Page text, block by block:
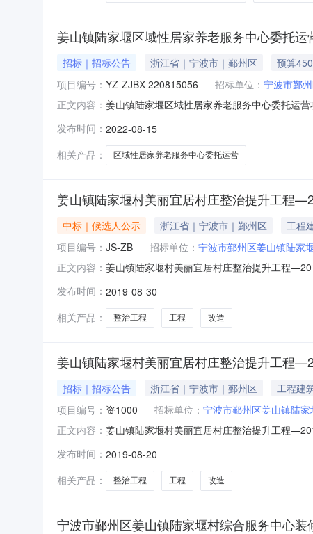
姜山镇陆家堰区域性居家养老服务中心委托
招标｜招标公告 浙江省｜宁波市｜鄞州区
预算
项目编号： YZ-ZJBX-220815056 招标单位： 宁波市鄞
正文内容： 姜山镇陆家堰区域性居家养老服务中心委托运
项目中介服务事项：政府采购代理项目地点：
性居家养
发布时间： 2022-08-15
相关产品：
区域性居家养老服务中心委托运营
姜山镇陆家堰村美丽宜居村庄整治提升工程
中标｜候选人公示 浙江省｜宁波市｜鄞州区
工程
项目编号： JS-ZB 招标单位： 宁波市鄞州区姜山镇陆家
正文内容： 姜山镇陆家堰村美丽宜居村庄整治提升工程
ZB(2019)-080工程名称：姜山镇陆家堰村美
有限公司开标时间：2019年8月27日公示时间
期：
发布时间： 2019-08-30
相关产品：
整治工程 工程 改造
姜山镇陆家堰村美丽宜居村庄整治提升工程
招标｜招标公告 浙江省｜宁波市｜鄞州区
工程建
项目编号： 资1000 招标单位： 宁波市鄞州区姜山镇陆
正文内容： 姜山镇陆家堰村美丽宜居村庄整治提升工程
【2018】1号2.项目概况与招标范围建设地点：
套改造，标识系统配套，河南北侧
发布时间： 2019-08-20
相关产品：
整治工程 工程 改造
宁波市鄞州区姜山镇陆家堰村综合服务中心装